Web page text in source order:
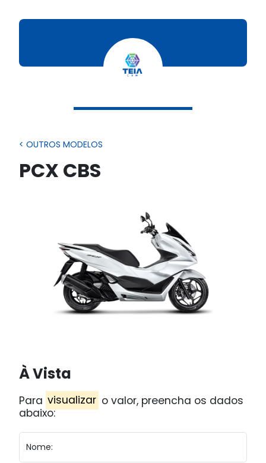
< OUTROS MODELOS
PCX CBS
À Vista
Para visualizar o valor, preencha os dados
abaixo:
Nome: